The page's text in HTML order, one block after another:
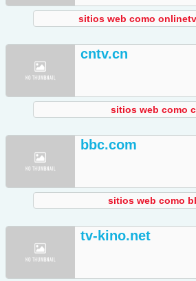
sitios web como
cntv.cn
sitios web como
bbc.com
sitios web como
tv-kino.net